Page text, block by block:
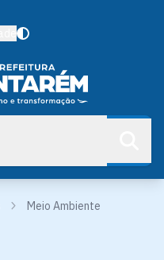
Meio Ambiente